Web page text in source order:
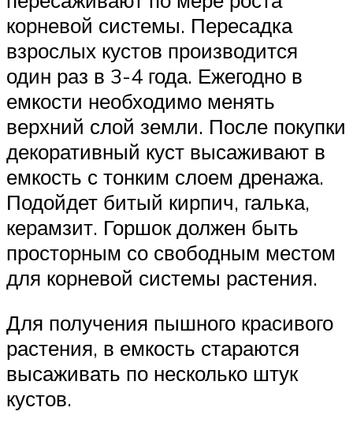
корневой системы. Пересадка
взрослых кустов производится
один раз в 3-4 года. Ежегодно в
емкости необходимо менять
верхний слой земли. После покупки
декоративный куст высаживают в
емкость с тонким слоем дренажа.
Подойдет битый кирпич, галька,
керамзит. Горшок должен быть
просторным со свободным местом
для корневой системы растения.
Для получения пышного красивого
растения, в емкость стараются
высаживать по несколько штук
кустов.